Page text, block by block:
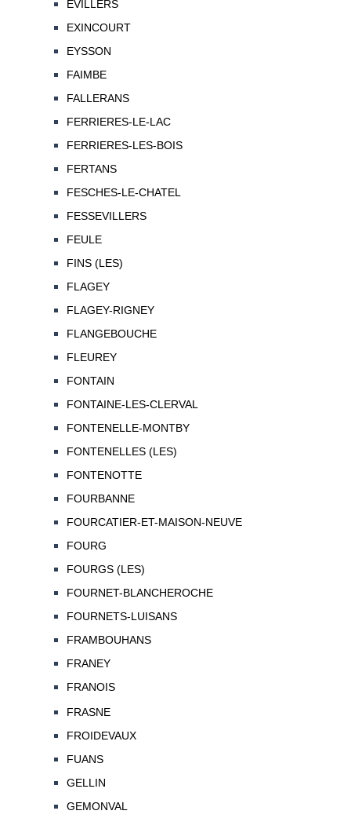
EVILLERS
EXINCOURT
EYSSON
FAIMBE
FALLERANS
FERRIERES-LE-LAC
FERRIERES-LES-BOIS
FERTANS
FESCHES-LE-CHATEL
FESSEVILLERS
FEULE
FINS (LES)
FLAGEY
FLAGEY-RIGNEY
FLANGEBOUCHE
FLEUREY
FONTAIN
FONTAINE-LES-CLERVAL
FONTENELLE-MONTBY
FONTENELLES (LES)
FONTENOTTE
FOURBANNE
FOURCATIER-ET-MAISON-NEUVE
FOURG
FOURGS (LES)
FOURNET-BLANCHEROCHE
FOURNETS-LUISANS
FRAMBOUHANS
FRANEY
FRANOIS
FRASNE
FROIDEVAUX
FUANS
GELLIN
GEMONVAL